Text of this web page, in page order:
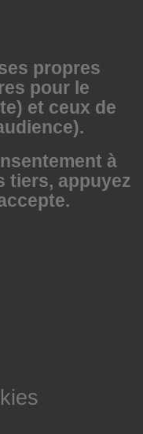
propres
pour le
et ceux de
à
tiers, appuyez